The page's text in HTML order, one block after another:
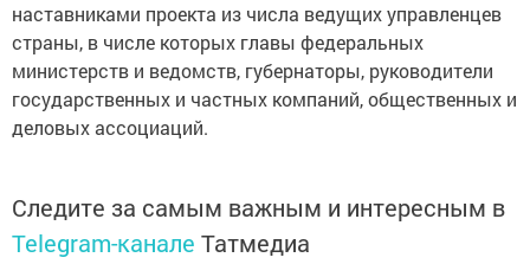
наставниками проекта из числа ведущих управленцев
страны, в числе которых главы федеральных
министерств и ведомств, губернаторы, руководители
государственных и частных компаний, общественных и
деловых ассоциаций.
Следите за самым важным и интересным в
Telegram-канале Татмедиа